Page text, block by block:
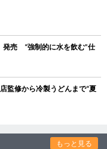
発売 “強制的に水を飲む”仕
監修から冷製うどんまで“夏
もっと見る